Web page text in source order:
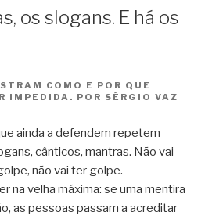
os slogans. E há os
COMO E POR QUE
IMPEDIDA. POR SÉRGIO VAZ
ainda a defendem repetem
cânticos, mantras. Não vai
não vai ter golpe.
na velha máxima: se uma mentira
as pessoas passam a acreditar